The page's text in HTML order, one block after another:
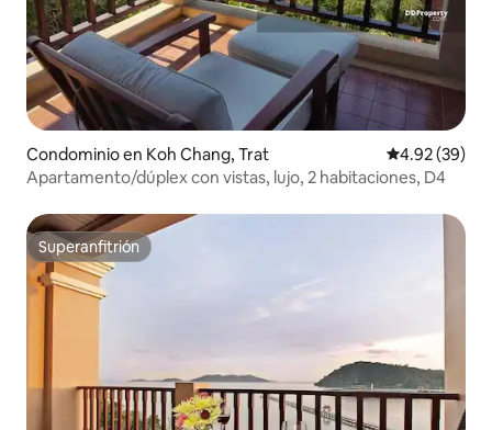
Condominio en Koh Chang, Trat Calificación
4.92 (39)
Apartamento/dúplex con vistas, lujo, 2 habitaciones, D4
Superanfitrión
Superanfitrión